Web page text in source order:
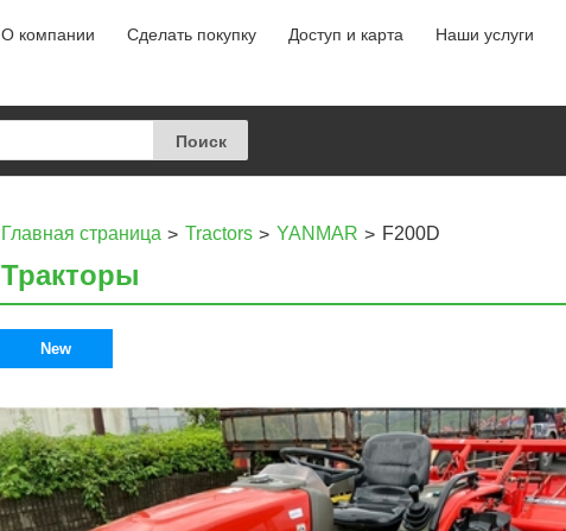
О компании Сделать покупку Доступ и карта Наши услуги
Главная страница Tractors YANMAR F200D
Тракторы
New